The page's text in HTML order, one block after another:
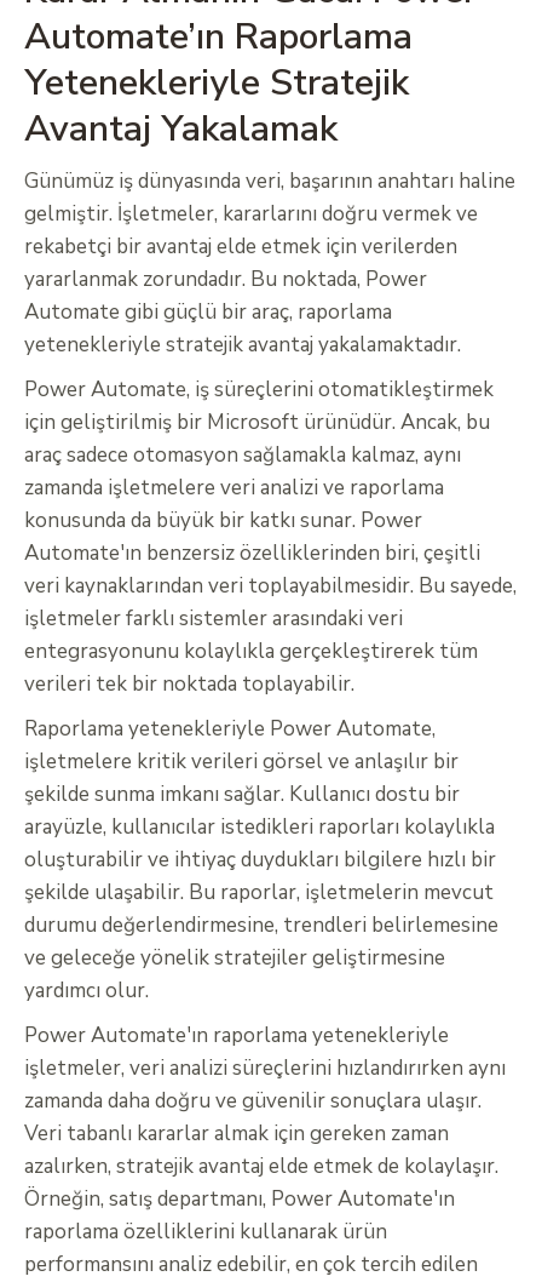
Automate’ın Raporlama
Yetenekleriyle Stratejik
Avantaj Yakalamak
Günümüz iş dünyasında veri, başarının anahtarı haline
gelmiştir. İşletmeler, kararlarını doğru vermek ve
rekabetçi bir avantaj elde etmek için verilerden
yararlanmak zorundadır. Bu noktada, Power
Automate gibi güçlü bir araç, raporlama
yetenekleriyle stratejik avantaj yakalamaktadır.
Power Automate, iş süreçlerini otomatikleştirmek
için geliştirilmiş bir Microsoft ürünüdür. Ancak, bu
araç sadece otomasyon sağlamakla kalmaz, aynı
zamanda işletmelere veri analizi ve raporlama
konusunda da büyük bir katkı sunar. Power
Automate'ın benzersiz özelliklerinden biri, çeşitli
veri kaynaklarından veri toplayabilmesidir. Bu sayede,
işletmeler farklı sistemler arasındaki veri
entegrasyonunu kolaylıkla gerçekleştirerek tüm
verileri tek bir noktada toplayabilir.
Raporlama yetenekleriyle Power Automate,
işletmelere kritik verileri görsel ve anlaşılır bir
şekilde sunma imkanı sağlar. Kullanıcı dostu bir
arayüzle, kullanıcılar istedikleri raporları kolaylıkla
oluşturabilir ve ihtiyaç duydukları bilgilere hızlı bir
şekilde ulaşabilir. Bu raporlar, işletmelerin mevcut
durumu değerlendirmesine, trendleri belirlemesine
ve geleceğe yönelik stratejiler geliştirmesine
yardımcı olur.
Power Automate'ın raporlama yetenekleriyle
işletmeler, veri analizi süreçlerini hızlandırırken aynı
zamanda daha doğru ve güvenilir sonuçlara ulaşır.
Veri tabanlı kararlar almak için gereken zaman
azalırken, stratejik avantaj elde etmek de kolaylaşır.
Örneğin, satış departmanı, Power Automate'ın
raporlama özelliklerini kullanarak ürün
performansını analiz edebilir, en çok tercih edilen